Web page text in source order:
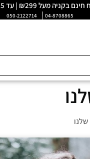
בקניה מעל ₪299 | עד 5 ימי עסקים
04-8708865
050-2122714